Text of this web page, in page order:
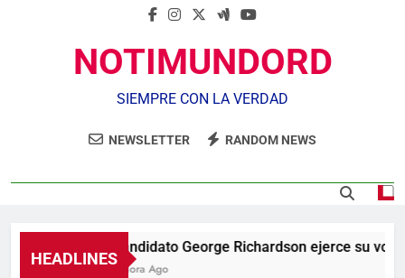
NOTIMUNDORD
SIEMPRE CON LA VERDAD
NEWSLETTER RANDOM NEWS
HEADLINES
Candidato George Richardson ejerce su
1 Hora Ago